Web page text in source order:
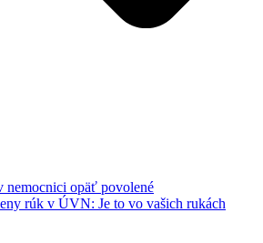
nemocnici opäť povolené
rúk v ÚVN: Je to vo vašich rukách